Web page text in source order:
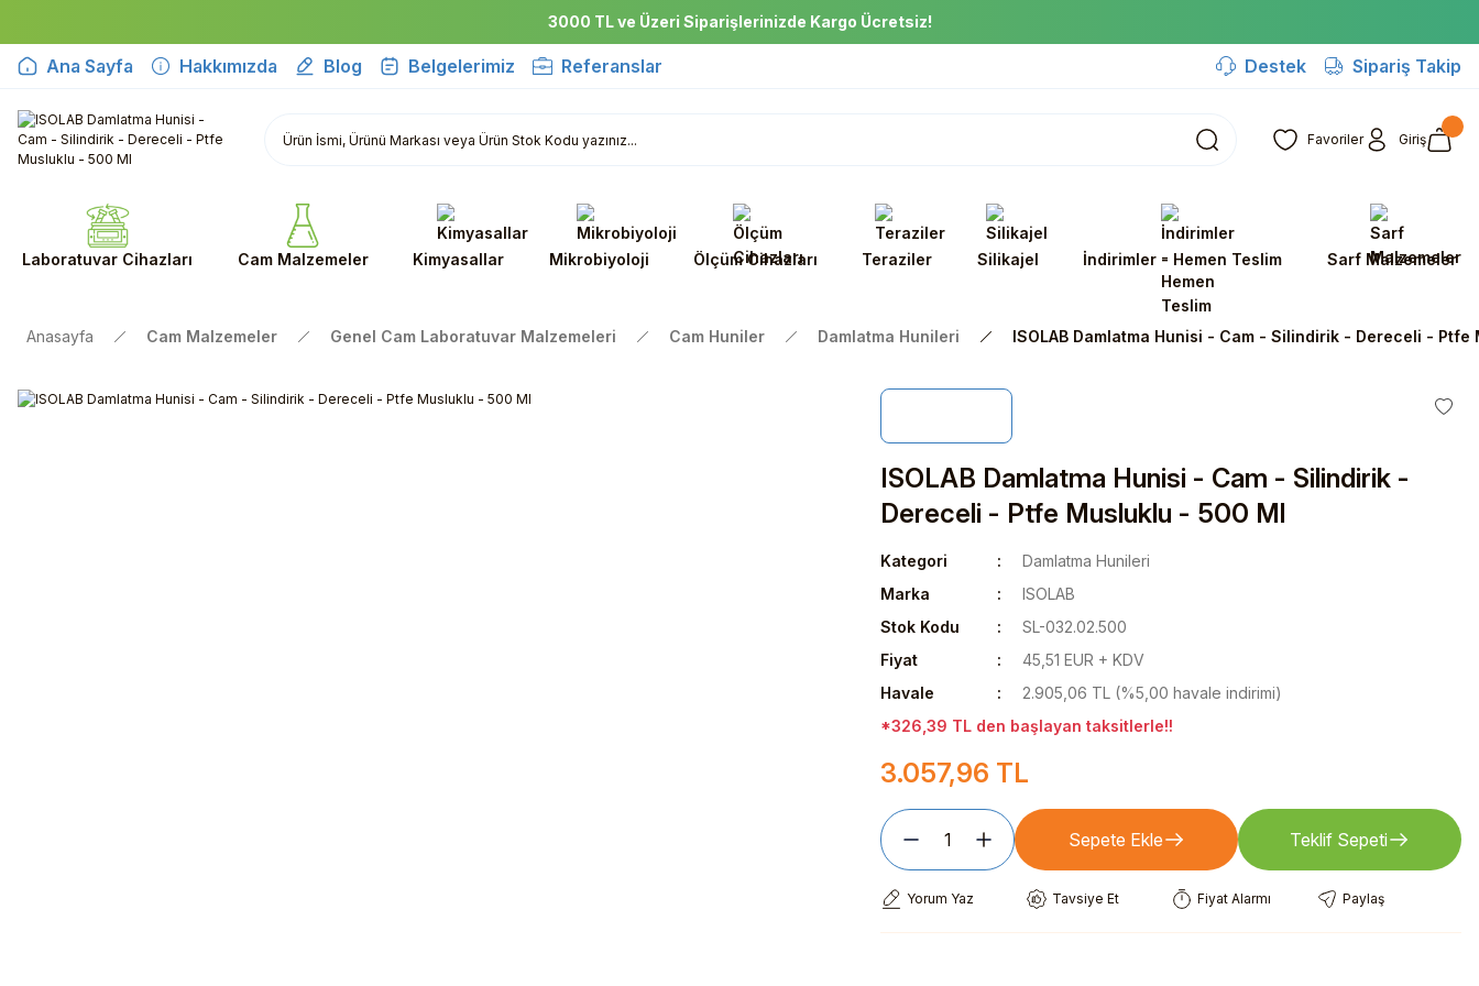
3000 TL ve Üzeri Siparişlerinizde Kargo Ücretsiz!
Ana Sayfa Hakkımızda Blog Belgelerimiz Referanslar Destek Sipariş Takip
Favoriler Giriş
Laboratuvar Cihazları Cam Malzemeler Kimyasallar Mikrobiyoloji Ölçüm Cihazları Teraziler Silikajel İndirimler - Hemen Teslim Sarf Malzemeler
Anasayfa Cam Malzemeler Genel Cam Laboratuvar Malzemeleri Cam Huniler Damlatma Hunileri ISOLAB Damlatma Hunisi - Cam - Silindirik - Dereceli -
ISOLAB Damlatma Hunisi - Cam - Silindirik -
Dereceli - Ptfe Musluklu - 500 Ml
Kategori
Damlatma Hunileri
Marka
ISOLAB
Stok Kodu
SL-032.02.500
Fiyat
45,51 EUR + KDV
Havale
2.905,06 TL (%5,00 havale indirimi)
*326,39 TL den başlayan taksitlerle!!
3.057,96 TL
Sepete Ekle Teklif Sepeti
Yorum Yaz Tavsiye Et Fiyat Alarmı Paylaş